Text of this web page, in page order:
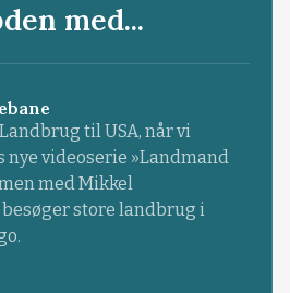
med...
til USA, når vi
videoserie »Landmand
med Mikkel
besøger store landbrug i